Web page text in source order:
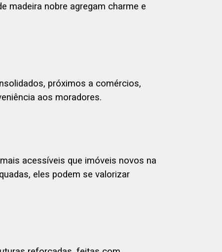
madeira nobre agregam charme e
próximos a comércios,
aos moradores.
acessíveis que imóveis novos na
eles podem se valorizar